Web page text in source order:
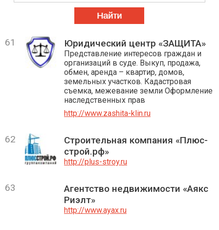
61 Юридический центр «ЗАЩИТА»
Представление интересов граждан и
организаций в суде. Выкуп, продажа,
обмен, аренда – квартир, домов,
земельных участков. Кадастровая
съемка, межевание земли Оформление
наследственных прав
http://www.zashita-klin.ru
62
Строительная компания «Плюс-
строй.рф»
http://plus-stroy.ru
63
Агентство недвижимости «Аякс
Риэлт»
http://www.ayax.ru